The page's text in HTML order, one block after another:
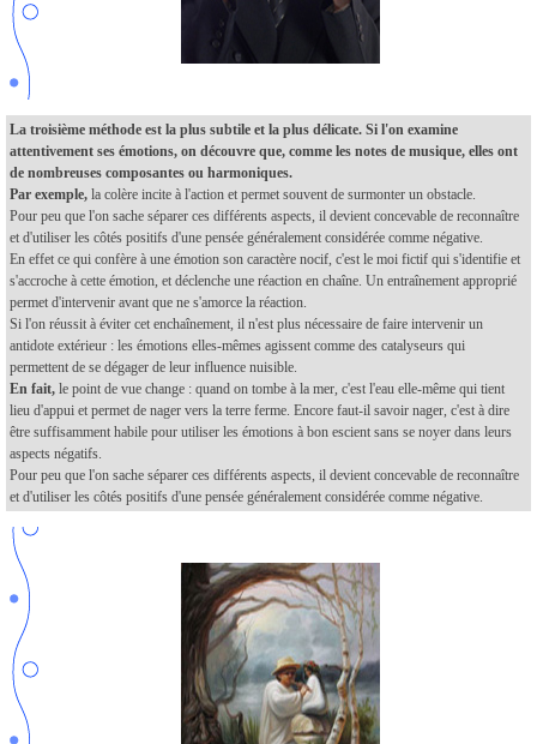
La troisième méthode est la plus subtile et la plus délicate. Si l'on examine
attentivement ses émotions, on découvre que, comme les notes de musique, elles ont
de nombreuses composantes ou harmoniques.
Par exemple, la colère incite à l'action et permet souvent de surmonter un obstacle.
Pour peu que l'on sache séparer ces différents aspects, il devient concevable de reconnaître
et d'utiliser les côtés positifs d'une pensée généralement considérée comme négative.
En effet ce qui confère à une émotion son caractère nocif, c'est le moi fictif qui s'identifie et
s'accroche à cette émotion, et déclenche une réaction en chaîne. Un entraînement approprié
permet d'intervenir avant que ne s'amorce la réaction.
Si l'on réussit à éviter cet enchaînement, il n'est plus nécessaire de faire intervenir un
antidote extérieur : les émotions elles-mêmes agissent comme des catalyseurs qui
permettent de se dégager de leur influence nuisible.
En fait, le point de vue change : quand on tombe à la mer, c'est l'eau elle-même qui tient
lieu d'appui et permet de nager vers la terre ferme. Encore faut-il savoir nager, c'est à dire
être suffisamment habile pour utiliser les émotions à bon escient sans se noyer dans leurs
aspects négatifs.
Pour peu que l'on sache séparer ces différents aspects, il devient concevable de reconnaître
et d'utiliser les côtés positifs d'une pensée généralement considérée comme négative.